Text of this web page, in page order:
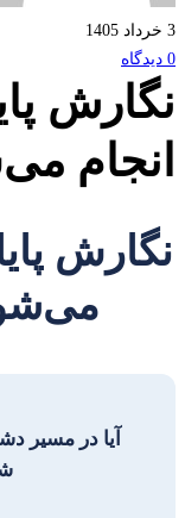
می‌شود
آیا در مسیر